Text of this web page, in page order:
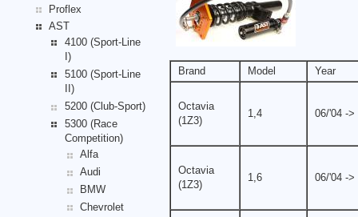
Proflex
AST
4100 (Sport-Line
I)
5100 (Sport-Line
II)
5200 (Club-Sport)
5300 (Race
Competition)
Alfa
Audi
BMW
Chevrolet
Brand Model Year
Octavia
(1Z3)
1,4 06/'04 ->
Octavia
(1Z3)
1,6 06/'04 ->